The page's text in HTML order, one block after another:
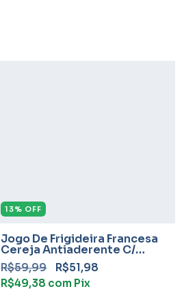
13% OFF
Jogo De Frigideira Francesa
Cereja Antiaderente C/
Espátula 3 Peças
R$59,99
R$51,98
R$49,38 com Pix